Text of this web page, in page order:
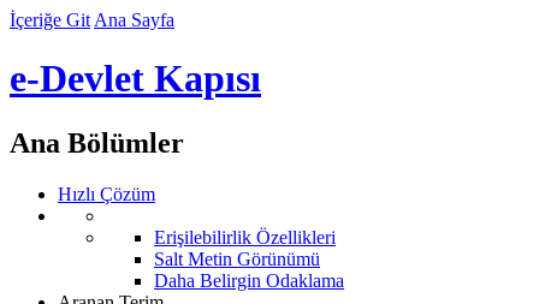
İçeriğe Git Ana Sayfa
e-Devlet Kapısı
Ana Bölümler
Hızlı Çözüm
Erişilebilirlik Özellikleri
Salt Metin Görünümü
Daha Belirgin Odaklama